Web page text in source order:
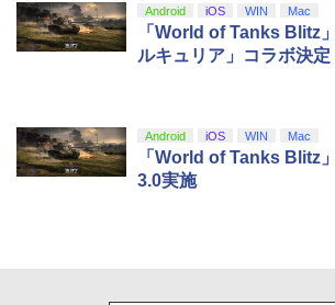
【純正品】Xbox ワイ
4
劇場版「鬼滅の刃」無
窩座再来 完全生産限
5
【Amazon.co.jp限定
第三章 蛇神 (オリジナ
巾着＋メーカー特典:
Android iOS WIN Mac
「World of Tanks Blitz
ルキュリア」コラボ決定
Android iOS WIN Mac
「World of Tanks Blitz
3.0実施